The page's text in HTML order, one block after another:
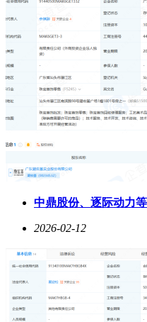
中鼎股份、逐际动力
2026-02-12